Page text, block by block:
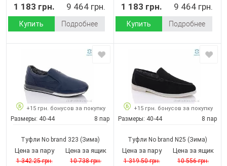
1 183 грн. 9 464 грн.
Купить Подробнее
1 183 грн. 9 464 грн.
Купить Подробнее
+15 грн. бонусов за покупку
Размеры: 40-44 8 пар
Туфли No brand 323 (Зима)
Цена за пару
1 342.25 грн.
Цена за ящик
10 738 грн.
+15 грн. бонусов за покупку
Размеры: 40-44 8 пар
Туфли No brand N25 (Зима)
Цена за пару
1 319.50 грн.
Цена за ящик
10 556 грн.